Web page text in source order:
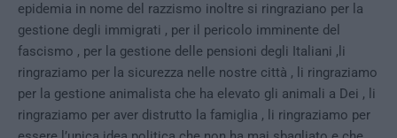
epidemia in nome del razzismo inoltre si ringraziano per la
gestione degli immigrati , per il pericolo imminente del
fascismo , per la gestione delle pensioni degli Italiani ,li
ringraziamo per la sicurezza nelle nostre città , li ringraziamo
per la gestione animalista che ha elevato gli animali a Dei , li
ringraziamo per aver distrutto la famiglia , li ringraziamo per